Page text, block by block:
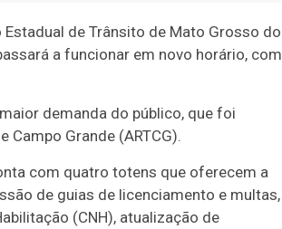
de Trânsito de Mato Grosso do
a funcionar em novo horário, com
demanda do público, que foi
Grande (ARTCG).
com quatro totens que oferecem a
de guias de licenciamento e multas,
(CNH), atualização de